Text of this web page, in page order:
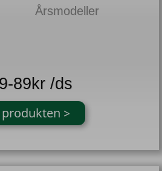
Årsmodeller
89kr /ds
>